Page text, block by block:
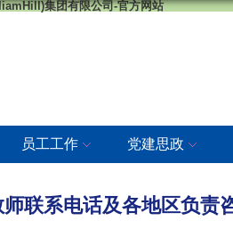
集团有限公司-官方网站
员工工作 党建思政
联系电话及各地区负责